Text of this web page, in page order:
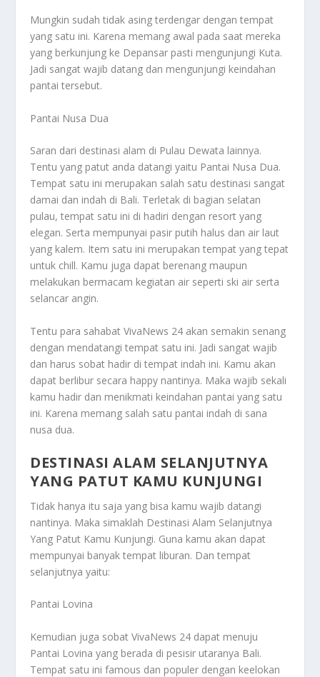
Mungkin sudah tidak asing terdengar dengan tempat
yang satu ini. Karena memang awal pada saat mereka
yang berkunjung ke Depansar pasti mengunjungi Kuta.
Jadi sangat wajib datang dan mengunjungi keindahan
pantai tersebut.
Pantai Nusa Dua
Saran dari destinasi alam di Pulau Dewata lainnya.
Tentu yang patut anda datangi yaitu Pantai Nusa Dua.
Tempat satu ini merupakan salah satu destinasi sangat
damai dan indah di Bali. Terletak di bagian selatan
pulau, tempat satu ini di hadiri dengan resort yang
elegan. Serta mempunyai pasir putih halus dan air laut
yang kalem. Item satu ini merupakan tempat yang tepat
untuk chill. Kamu juga dapat berenang maupun
melakukan bermacam kegiatan air seperti ski air serta
selancar angin.
Tentu para sahabat VivaNews 24 akan semakin senang
dengan mendatangi tempat satu ini. Jadi sangat wajib
dan harus sobat hadir di tempat indah ini. Kamu akan
dapat berlibur secara happy nantinya. Maka wajib sekali
kamu hadir dan menikmati keindahan pantai yang satu
ini. Karena memang salah satu pantai indah di sana
nusa dua.
DESTINASI ALAM SELANJUTNYA
YANG PATUT KAMU KUNJUNGI
Tidak hanya itu saja yang bisa kamu wajib datangi
nantinya. Maka simaklah Destinasi Alam Selanjutnya
Yang Patut Kamu Kunjungi. Guna kamu akan dapat
mempunyai banyak tempat liburan. Dan tempat
selanjutnya yaitu:
Pantai Lovina
Kemudian juga sobat VivaNews 24 dapat menuju
Pantai Lovina yang berada di pesisir utaranya Bali.
Tempat satu ini famous dan populer dengan keelokan